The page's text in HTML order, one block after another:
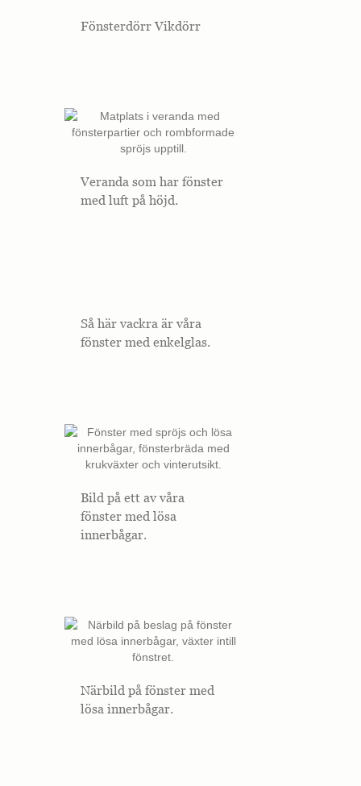
Fönsterdörr Vikdörr
Veranda som har fönster
med luft på höjd.
Så här vackra är våra
fönster med enkelglas.
Bild på ett av våra
fönster med lösa
innerbågar.
Närbild på fönster med
lösa innerbågar.